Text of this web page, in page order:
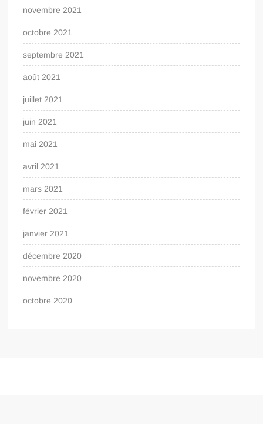
novembre 2021
octobre 2021
septembre 2021
août 2021
juillet 2021
juin 2021
mai 2021
avril 2021
mars 2021
février 2021
janvier 2021
décembre 2020
novembre 2020
octobre 2020